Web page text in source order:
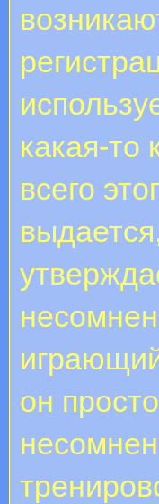
какая-то
всего
он